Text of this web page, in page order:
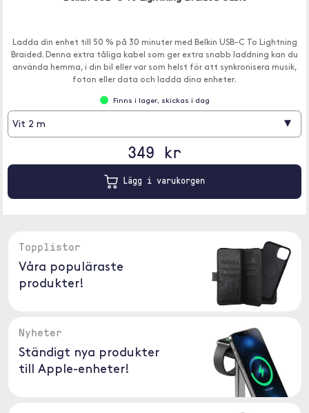
Ladda din enhet till 50 % på 30 minuter med Belkin USB-C To Lightning
Braided. Denna extra tåliga kabel som ger extra snabb laddning kan du
använda hemma, i din bil eller var som helst för att synkronisera musik,
foton eller data och ladda dina enheter.
Finns i lager, skickas i dag
Vit 2 m ▾
349 kr
Lägg i varukorgen
Topplistor
Våra populäraste
produkter!
Nyheter
Ständigt nya produkter
till Apple-enheter!